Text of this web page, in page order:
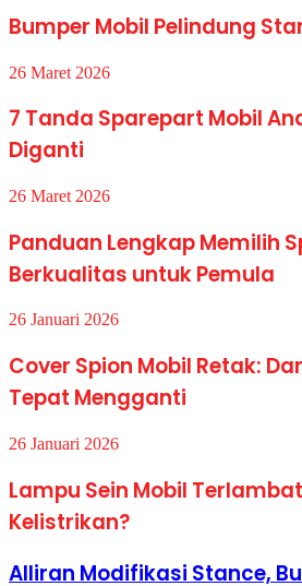
Bumper Mobil Pelindung
26 Maret 2026
7 Tanda Sparepart Mobil
Diganti
26 Maret 2026
Panduan Lengkap Memilih
Berkualitas untuk Pemula
26 Januari 2026
Cover Spion Mobil Retak:
Tepat Mengganti
26 Januari 2026
Lampu Sein Mobil
Kelistrikan?
Alliran Modifikasi Stance,